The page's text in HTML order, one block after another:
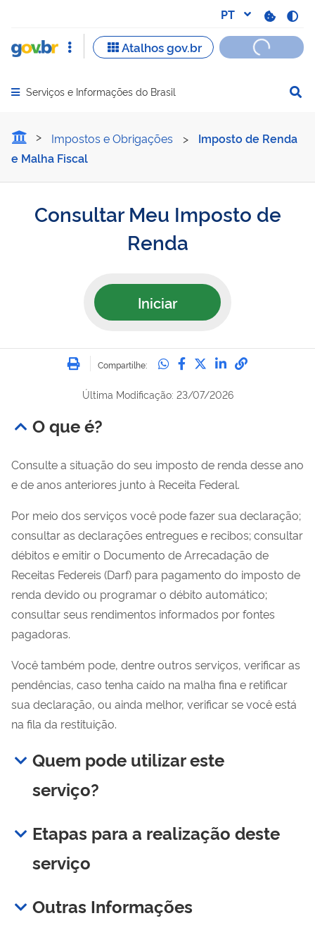
Abrir menu principal de navegação
Serviços e Informações do Brasil
Consultar Meu Imposto
Impostos e Obrigações >
Imposto de Renda
e Malha Fiscal
Consultar Meu Imposto de
Renda
Iniciar
Imprimir
Compartilhe: Compartilhe no
Compartilhe no
Compartilhe no
Compartilhe
Última Modificação: 23/07/2026
O que é?
Consulte a situação do seu imposto de renda desse ano
e de anos anteriores junto à Receita Federal.
Por meio dos serviços você pode fazer sua declaração;
consultar as declarações entregues e recibos; consultar
débitos e emitir o Documento de Arrecadação de
Receitas Federeis (Darf) para pagamento do imposto de
renda devido ou programar o débito automático;
consultar seus rendimentos informados por fontes
pagadoras.
Você também pode, dentre outros serviços, verificar as
pendências, caso tenha caído na malha fina e retificar
sua declaração, ou ainda melhor, verificar se você está
na fila da restituição.
Quem pode utilizar este
serviço?
Etapas para a realização deste
serviço
Outras Informações